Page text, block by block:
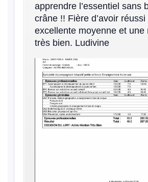
apprendre l’essentiel sans
crâne !! Fière d’avoir
excellente moyenne et une
très bien. Ludivine